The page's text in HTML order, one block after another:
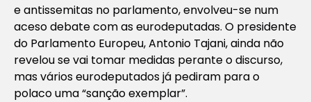
e antissemitas no parlamento, envolveu-se num
aceso debate com as eurodeputadas. O presidente
do Parlamento Europeu, Antonio Tajani, ainda não
revelou se vai tomar medidas perante o discurso,
mas vários eurodeputados já pediram para o
polaco uma “sanção exemplar”.